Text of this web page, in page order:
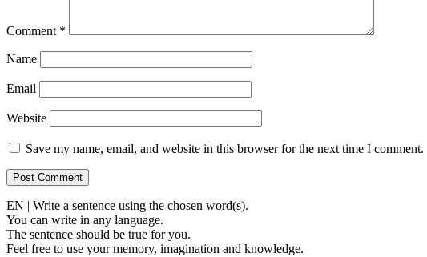
Comment *
Name
Email
Website
Save my name, email, and website in this browser for the next time I comment.
EN | Write a sentence using the chosen word(s).
You can write in any language.
The sentence should be true for you.
Feel free to use your memory, imagination and knowledge.